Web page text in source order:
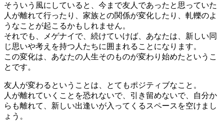
そういう風にしていると、今まで友人であったと思っていた
人が離れて行ったり、家族との関係が変化したり、軋轢のよ
うなことが起こるかもしれません。
それでも、メゲナイで、続けていけば、あなたは、新しい同
じ思いや考えを持つ人たちに囲まれることになります。
この変化は、あなたの人生そのものが変わり始めたというこ
とです。
友人が変わるということは、とてもポジティブなこと。
人が離れていくことを恐れないで、引き留めないで、自分か
らも離れて、新しい出逢いが入ってくるスペースを空けまし
ょう。